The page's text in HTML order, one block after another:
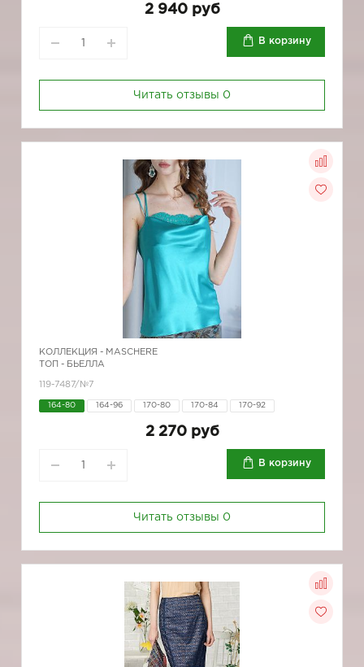
2 940 руб
В корзину
Читать отзывы 0
КОЛЛЕКЦИЯ - MASCHERE
ТОП - БЬЕЛЛА
119-7487/№7
164-80 164-96 170-80 170-84 170-92
2 270 руб
В корзину
Читать отзывы 0